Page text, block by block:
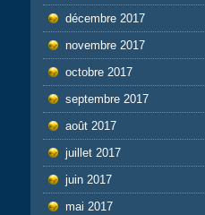
décembre 2017
novembre 2017
octobre 2017
septembre 2017
août 2017
juillet 2017
juin 2017
mai 2017